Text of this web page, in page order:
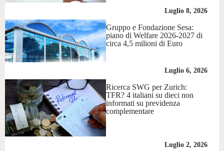
Luglio 8, 2026
Gruppo e Fondazione Sesa:
piano di Welfare 2026-2027 di
circa 4,5 milioni di Euro
Luglio 6, 2026
Ricerca SWG per Zurich:
TFR? 4 italiani su dieci non
informati su previdenza
complementare
Luglio 2, 2026